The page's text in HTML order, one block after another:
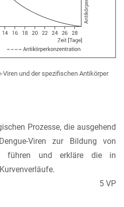
Viren und der spezifischen Antikörper
Prozesse, die ausgehend
Viren zur Bildung von
führen und erkläre die in
5 VP